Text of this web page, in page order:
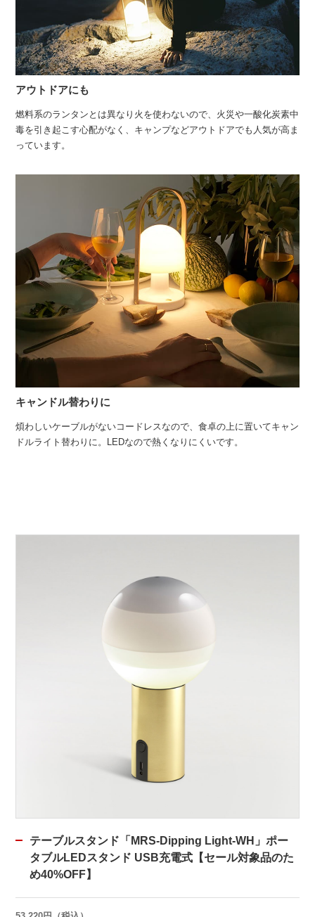
アウトドアにも
燃料系のランタンとは異なり火を使わないので、火災や一酸化炭素中
毒を引き起こす心配がなく、キャンプなどアウトドアでも人気が高ま
っています。
キャンドル替わりに
煩わしいケーブルがないコードレスなので、食卓の上に置いてキャン
ドルライト替わりに。LEDなので熱くなりにくいです。
テーブルスタンド「MRS-Dipping Light-WH」ポー
タブルLEDスタンド USB充電式【セール対象品のた
め40%OFF】